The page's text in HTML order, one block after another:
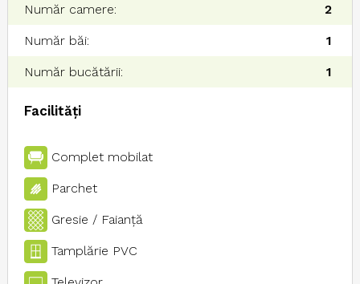
Număr camere: 2
Număr băi: 1
Număr bucătării: 1
Facilități
Complet mobilat
Parchet
Gresie / Faianţă
Tamplărie PVC